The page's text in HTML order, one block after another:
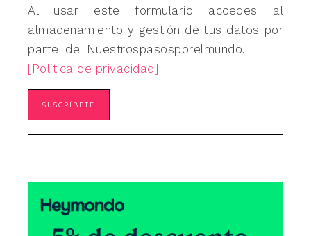
Al usar este formulario accedes al
almacenamiento y gestión de tus datos por
parte de Nuestrospasosporelmundo.
[Política de privacidad]